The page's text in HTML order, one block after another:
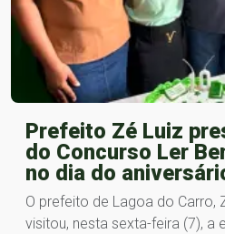
Prefeito Zé Luiz
do Concurso Ler
no dia do
O prefeito de Lagoa do Carro,
visitou, nesta sexta-feira (7), a